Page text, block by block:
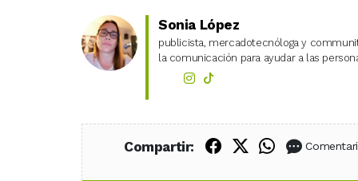
Sonia López
publicista, mercadotecnóloga y
la comunicación para ayudar a las
Compartir: Compartir en
Compartir en
Compartir